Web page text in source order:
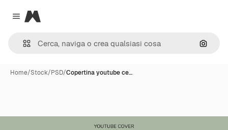
Close menu
Magnific
Cerca
Home/Stock/PSD/Copertina youtube ce…